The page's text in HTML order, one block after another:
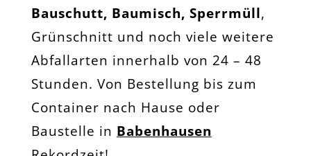
Bauschutt, Baumisch, Sperrmüll,
Grünschnitt und noch viele weitere
Abfallarten innerhalb von 24 – 48
Stunden. Von Bestellung bis zum
Container nach Hause oder
Baustelle in Babenhausen